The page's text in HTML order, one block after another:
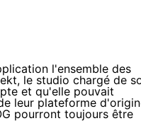
l'ensemble des
le studio chargé de
et qu'elle pouvait
leur plateforme
pourront toujours être